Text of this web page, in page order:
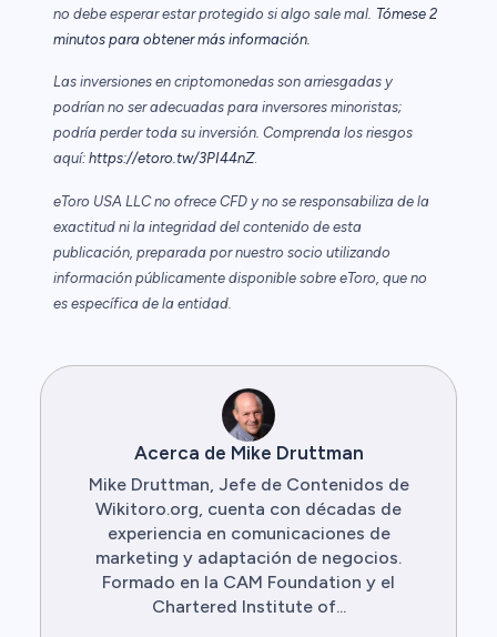
no debe esperar estar protegido si algo sale mal. Tómese 2
minutos para obtener más información.
Las inversiones en criptomonedas son arriesgadas y
podrían no ser adecuadas para inversores minoristas;
podría perder toda su inversión. Comprenda los riesgos
aquí: https://etoro.tw/3PI44nZ.
eToro USA LLC no ofrece CFD y no se responsabiliza de la
exactitud ni la integridad del contenido de esta
publicación, preparada por nuestro socio utilizando
información públicamente disponible sobre eToro, que no
es específica de la entidad.
Acerca de Mike Druttman
Mike Druttman, Jefe de Contenidos de
Wikitoro.org, cuenta con décadas de
experiencia en comunicaciones de
marketing y adaptación de negocios.
Formado en la CAM Foundation y el
Chartered Institute of...